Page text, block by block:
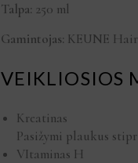
Talpa: 250 ml
Gamintojas: KEUNE
VEIKLIOSIOS
Kreatinas
Pasižymi plaukus
VItaminas H